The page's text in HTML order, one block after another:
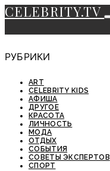
CELEBRITY.TV
РУБРИКИ
ART
CELEBRITY KIDS
АФИША
ДРУГОЕ
КРАСОТА
ЛИЧНОСТЬ
МОДА
ОТДЫХ
СОБЫТИЯ
СОВЕТЫ ЭКСПЕРТОВ
СПОРТ